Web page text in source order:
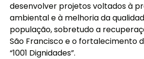
desenvolver projetos voltados à
ambiental e à melhoria da
população, sobretudo a
São Francisco e o fortalecimento
“1001 Dignidades”.